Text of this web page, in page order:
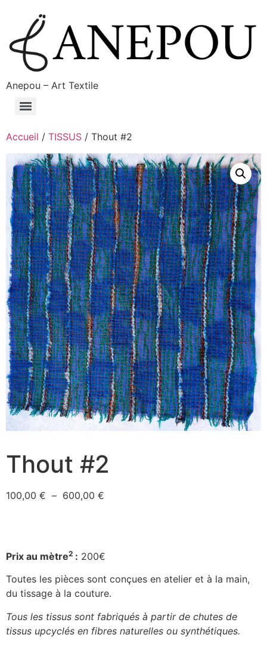
Anepou – Art Textile
Accueil / TISSUS / Thout #2
Thout #2
100,00 € – 600,00 €
Prix au mètre2 : 200€
Toutes les pièces sont conçues en atelier et à la main,
du tissage à la couture.
Tous les tissus sont fabriqués à partir de chutes de
tissus upcyclés en fibres naturelles ou synthétiques.